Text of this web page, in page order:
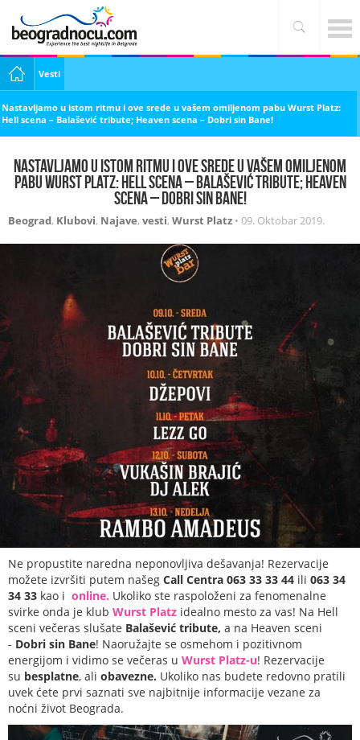
Vesti
Nastavljamo u istom ritmu i ove srede u vašem omiljenom pabu Wurst Platz:
Hell scena – Balašević tribute; Heaven scena – Dobri sin Bane!
Nastavljamo u istom ritmu i ove srede u vašem omiljenom
pabu Wurst Platz: Hell scena – Balašević tribute; Heaven
scena – Dobri sin Bane!
Beograd, Klubovi, Najave, vesti, Wurst Platz • 09. Oktobar 2019.
Ne propustite naredna neponovljiva dešavanja! Rezervacije
možete izvršiti putem našeg Call Centra 063 33 33 44 ili 063 34
34 33 kao i online. Ukoliko ste raspoloženi za fenomenalne
svirke onda je klub Wurst Platz idealno mesto za vas! Na Hell
sceni večeras slušate Balašević tribute, a na Heaven sceni
- Dobri sin Bane! Naoružajte se osmehom i pozitivnom
energijom i vidimo se večeras u Wurst Platz-u! Rezervacije
su besplatne, ali obavezne. Ukoliko nas budete redovno pratili
uvek ćete prvi saznati sve najbitnije informacije vezane za
noćni život Beograda.